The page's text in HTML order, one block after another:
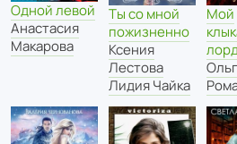
Одной левой
Анастасия
Макарова
Ты со мной
пожизненно
Ксения
Лестова
Лидия Чайка
Мой